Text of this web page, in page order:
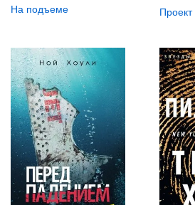
На подъеме